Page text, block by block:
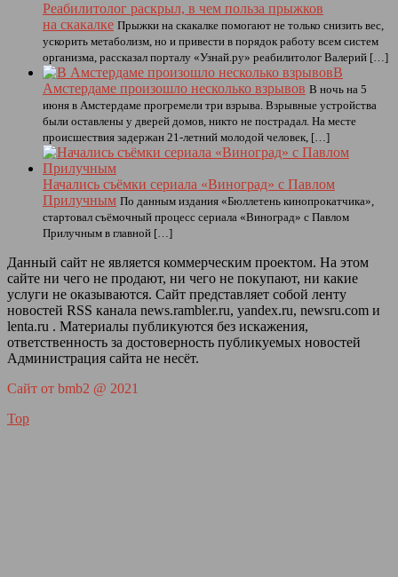
Реабилитолог раскрыл, в чем польза прыжков
на скакалке Прыжки на скакалке помогают не только снизить вес,
ускорить метаболизм, но и привести в порядок работу всем систем
организма, рассказал порталу «Узнай.ру» реабилитолог Валерий […]
В
Амстердаме произошло несколько взрывов В ночь на 5
июня в Амстердаме прогремели три взрыва. Взрывные устройства
были оставлены у дверей домов, никто не пострадал. На месте
происшествия задержан 21-летний молодой человек, […]
Начались съёмки сериала «Виноград» с Павлом
Прилучным По данным издания «Бюллетень кинопрокатчика»,
стартовал съёмочный процесс сериала «Виноград» с Павлом
Прилучным в главной […]
Данный сайт не является коммерческим проектом. На этом
сайте ни чего не продают, ни чего не покупают, ни какие
услуги не оказываются. Сайт представляет собой ленту
новостей RSS канала news.rambler.ru, yandex.ru, newsru.com и
lenta.ru . Материалы публикуются без искажения,
ответственность за достоверность публикуемых новостей
Администрация сайта не несёт.
Сайт от bmb2 @ 2021
Top